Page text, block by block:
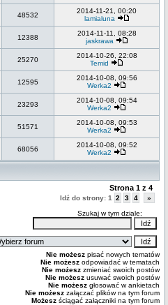
48532
2014-11-21, 00:20
lamialuna
12388
2014-11-11, 08:28
jaskrawa
25270
2014-10-26, 22:08
Temid
12595
2014-10-08, 09:56
Werka2
23293
2014-10-08, 09:54
Werka2
51571
2014-10-08, 09:53
Werka2
68056
2014-10-08, 09:52
Werka2
Strona 1 z 4
Idź do strony: 1 2 3 4
»
Szukaj w tym dziale:
Nie możesz pisać nowych tematów
Nie możesz odpowiadać w tematach
Nie możesz zmieniać swoich postów
Nie możesz usuwać swoich postów
Nie możesz głosować w ankietach
Nie możesz załączać plików na tym forum
Możesz ściągać załączniki na tym forum